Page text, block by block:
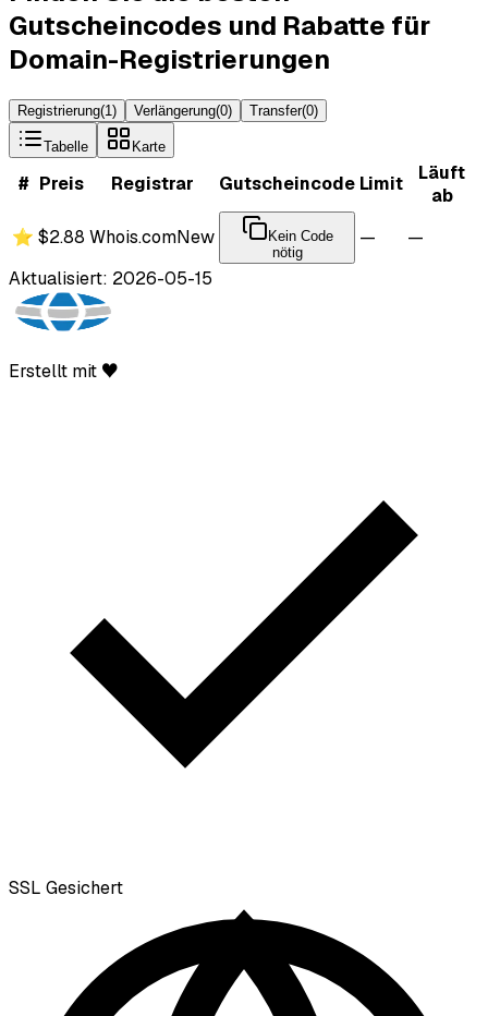
Gutscheincodes und Rabatte für
Domain-Registrierungen
Registrierung(1) Verlängerung(0) Transfer(0)
Tabelle Karte
# Preis Registrar Gutscheincode Limit
Läuft
ab
⭐ $2.88 Whois.comNew
Kein Code
nötig
—
—
Aktualisiert: 2026-05-15
Erstellt mit ♥
SSL Gesichert